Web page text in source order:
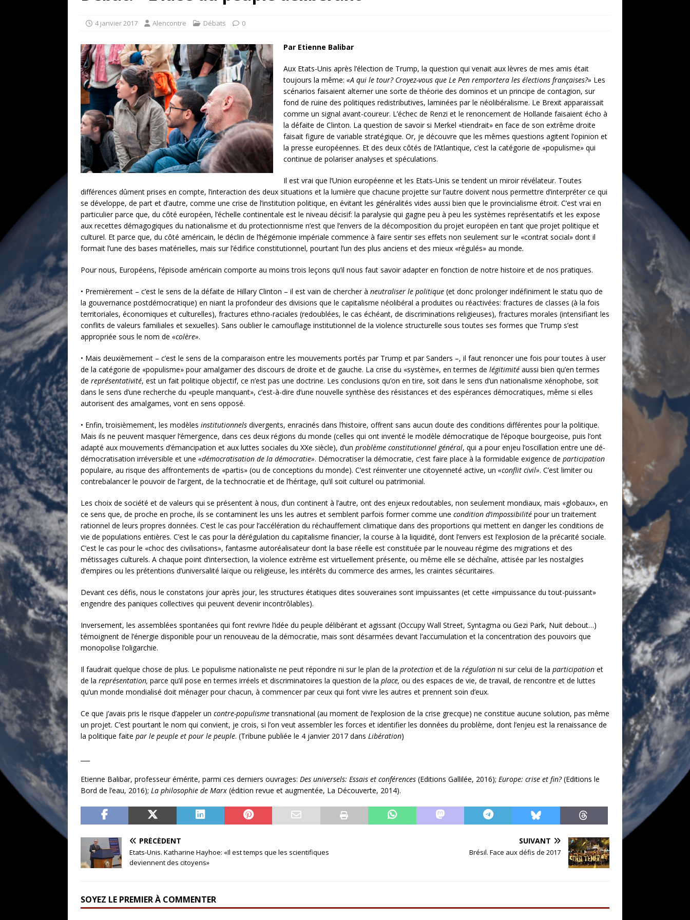
«Le discours de Trump sur la “fraude électorale” était une blague de mauvais
goût… et une menace»
ETATS-UNIS
[ 14 juin 2020 ] Brésil. Les vies noires comptent: l’urgence de la démilitarisation de la Police militaire
* LA UNE
4 janvier 2017 Alencontre Débats 0
Par Etienne Balibar
Aux Etats-Unis après l’élection de Trump, la question qui venait aux lèvres de mes amis était
toujours la même: «A qui le tour? Croyez-vous que Le Pen remportera les élections françaises?» Les
scénarios faisaient alterner une sorte de théorie des dominos et un principe de contagion, sur
fond de ruine des politiques redistributives, laminées par le néolibéralisme. Le Brexit apparaissait
comme un signal avant-coureur. L’échec de Renzi et le renoncement de Hollande faisaient écho à
la défaite de Clinton. La question de savoir si Merkel «tiendrait» en face de son extrême droite
faisait figure de variable stratégique. Or, je découvre que les mêmes questions agitent l’opinion et
la presse européennes. Et des deux côtés de l’Atlantique, c’est la catégorie de «populisme» qui
continue de polariser analyses et spéculations.
Il est vrai que l’Union européenne et les Etats-Unis se tendent un miroir révélateur. Toutes
différences dûment prises en compte, l’interaction des deux situations et la lumière que chacune projette sur l’autre doivent nous permettre d’interpréter ce qui
se développe, de part et d’autre, comme une crise de l’institution politique, en évitant les généralités vides aussi bien que le provincialisme étroit. C’est vrai en
particulier parce que, du côté européen, l’échelle continentale est le niveau décisif: la paralysie qui gagne peu à peu les systèmes représentatifs et les expose
aux recettes démagogiques du nationalisme et du protectionnisme n’est que l’envers de la décomposition du projet européen en tant que projet politique et
culturel. Et parce que, du côté américain, le déclin de l’hégémonie impériale commence à faire sentir ses effets non seulement sur le «contrat social» dont il
formait l’une des bases matérielles, mais sur l’édifice constitutionnel, pourtant l’un des plus anciens et des mieux «régulés» au monde.
Pour nous, Européens, l’épisode américain comporte au moins trois leçons qu’il nous faut savoir adapter en fonction de notre histoire et de nos pratiques.
• Premièrement – c’est le sens de la défaite de Hillary Clinton – il est vain de chercher à neutraliser le politique (et donc prolonger indéfiniment le statu quo de
la gouvernance postdémocratique) en niant la profondeur des divisions que le capitalisme néolibéral a produites ou réactivées: fractures de classes (à la fois
territoriales, économiques et culturelles), fractures ethno-raciales (redoublées, le cas échéant, de discriminations religieuses), fractures morales (intensifiant les
conflits de valeurs familiales et sexuelles). Sans oublier le camouflage institutionnel de la violence structurelle sous toutes ses formes que Trump s’est
appropriée sous le nom de «colère».
• Mais deuxièmement – c’est le sens de la comparaison entre les mouvements portés par Trump et par Sanders –, il faut renoncer une fois pour toutes à user
de la catégorie de «populisme» pour amalgamer des discours de droite et de gauche. La crise du «système», en termes de légitimité aussi bien qu’en termes
de représentativité, est un fait politique objectif, ce n’est pas une doctrine. Les conclusions qu’on en tire, soit dans le sens d’un nationalisme xénophobe, soit
dans le sens d’une recherche du «peuple manquant», c’est-à-dire d’une nouvelle synthèse des résistances et des espérances démocratiques, même si elles
autorisent des amalgames, vont en sens opposé.
• Enfin, troisièmement, les modèles institutionnels divergents, enracinés dans l’histoire, offrent sans aucun doute des conditions différentes pour la politique.
Mais ils ne peuvent masquer l’émergence, dans ces deux régions du monde (celles qui ont inventé le modèle démocratique de l’époque bourgeoise, puis l’ont
adapté aux mouvements d’émancipation et aux luttes sociales du XXe siècle), d’un problème constitutionnel général, qui a pour enjeu l’oscillation entre une dé-
démocratisation irréversible et une «démocratisation de la démocratie». Démocratiser la démocratie, c’est faire place à la formidable exigence de participation
populaire, au risque des affrontements de «partis» (ou de conceptions du monde). C’est réinventer une citoyenneté active, un «conflit civil». C’est limiter ou
contrebalancer le pouvoir de l’argent, de la technocratie et de l’héritage, qu’il soit culturel ou patrimonial.
Les choix de société et de valeurs qui se présentent à nous, d’un continent à l’autre, ont des enjeux redoutables, non seulement mondiaux, mais «globaux», en
ce sens que, de proche en proche, ils se contaminent les uns les autres et semblent parfois former comme une condition d’impossibilité pour un traitement
rationnel de leurs propres données. C’est le cas pour l’accélération du réchauffement climatique dans des proportions qui mettent en danger les conditions de
vie de populations entières. C’est le cas pour la dérégulation du capitalisme financier, la course à la liquidité, dont l’envers est l’explosion de la précarité sociale.
C’est le cas pour le «choc des civilisations», fantasme autoréalisateur dont la base réelle est constituée par le nouveau régime des migrations et des
métissages culturels. A chaque point d’intersection, la violence extrême est virtuellement présente, ou même elle se déchaîne, attisée par les nostalgies
d’empires ou les prétentions d’universalité laïque ou religieuse, les intérêts du commerce des armes, les craintes sécuritaires.
Devant ces défis, nous le constatons jour après jour, les structures étatiques dites souveraines sont impuissantes (et cette «impuissance du tout-puissant»
engendre des paniques collectives qui peuvent devenir incontrôlables).
Inversement, les assemblées spontanées qui font revivre l’idée du peuple délibérant et agissant (Occupy Wall Street, Syntagma ou Gezi Park, Nuit debout…)
témoignent de l’énergie disponible pour un renouveau de la démocratie, mais sont désarmées devant l’accumulation et la concentration des pouvoirs que
monopolise l’oligarchie.
Il faudrait quelque chose de plus. Le populisme nationaliste ne peut répondre ni sur le plan de la protection et de la régulation ni sur celui de la participation et
de la représentation, parce qu’il pose en termes irréels et discriminatoires la question de la place, ou des espaces de vie, de travail, de rencontre et de luttes
qu’un monde mondialisé doit ménager pour chacun, à commencer par ceux qui font vivre les autres et prennent soin d’eux.
Ce que j’avais pris le risque d’appeler un contre-populismetransnational (au moment de l’explosion de la crise grecque) ne constitue aucune solution, pas même
un projet. C’est pourtant le nom qui convient, je crois, si l’on veut assembler les forces et identifier les données du problème, dont l’enjeu est la renaissance de
la politique faite par le peuple et pour le peuple. (Tribune publiée le 4 janvier 2017 dans Libération)
Etienne Balibar, professeur émérite, parmi ces derniers ouvrages: Des universels: Essais et conférences (Editions Gallilée, 2016); Europe: crise et fin?(Editions le
Bord de l’eau, 2016); La philosophie de Marx (édition revue et augmentée, La Découverte, 2014).
PRÉCÉDENT
Etats-Unis. Katharine Hayhoe: «Il est temps que les scientifiques
deviennent des citoyens»
SUIVANT
Brésil. Face aux défis de 2017
SOYEZ LE PREMIER À COMMENTER